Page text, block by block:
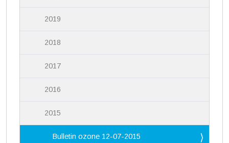
2019
2018
2017
2016
2015
Bulletin ozone 12-07-2015